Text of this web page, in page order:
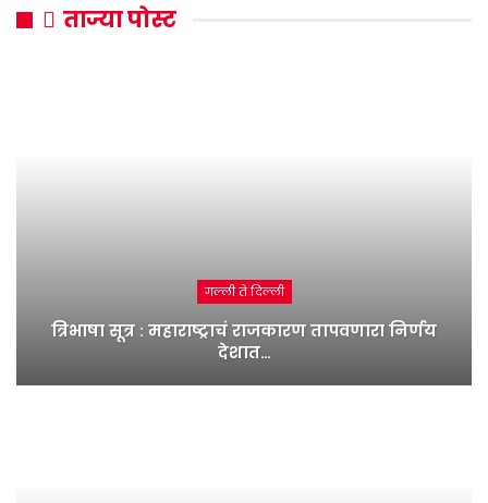
ताज्या पोस्ट
गल्ली ते दिल्ली
त्रिभाषा सूत्र : महाराष्ट्राचं राजकारण तापवणारा निर्णय
देशात…